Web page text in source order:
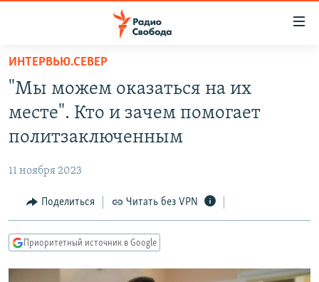
упрощенного
доступа
основному
Вернутся
Вернутся
ПРОГРАММЫ
ПОДКАСТЫ
МНЕНИЯ
КУЛЬТУРА
КАВКАЗ.РЕАЛИИ
ИНТЕРВЬЮ.СЕВЕР
"Мы можем оказаться на их
месте". Кто и зачем помогает
политзаключенным
11 ноября 2023
Поделиться Читать без VPN
Приоритетный источник в Google